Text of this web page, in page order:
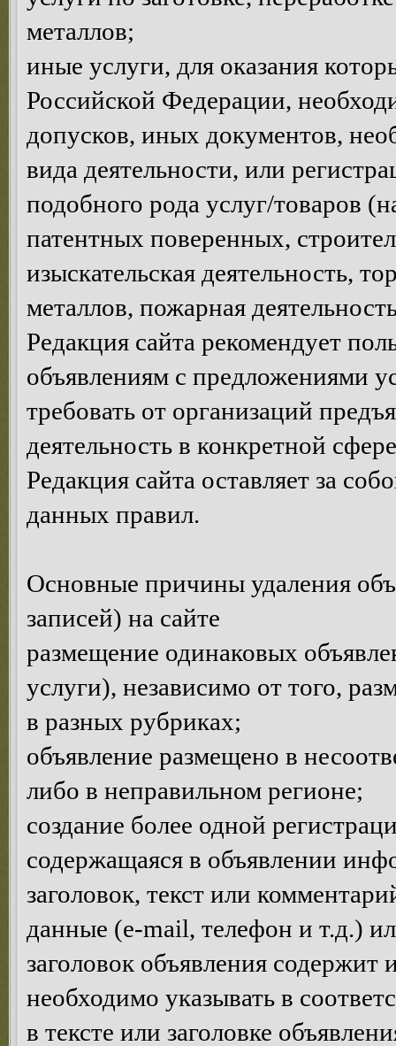
металлов;
иные услуги, для оказания
Российской Федерации,
допусков, иных документов,
вида деятельности, или
подобного рода услуг/товаров
патентных поверенных,
изыскательская деятельность,
металлов, пожарная
Редакция сайта рекомендует
объявлениям с предложениями
требовать от организаций
деятельность в конкретной
Редакция сайта оставляет за
данных правил.
Основные причины удаления
записей) на сайте
размещение одинаковых
услуги), независимо от того,
в разных рубриках;
объявление размещено в
либо в неправильном регионе;
создание более одной
содержащаяся в объявлении
заголовок, текст или
данные (e-mail, телефон и т.д.)
заголовок объявления
необходимо указывать в
в тексте или заголовке